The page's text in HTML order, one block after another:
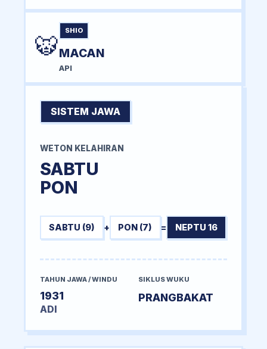
🐯
SHIO
MACAN
API
SISTEM JAWA
WETON KELAHIRAN
SABTU
PON
SABTU (9) + PON (7) = NEPTU 16
TAHUN JAWA / WINDU
1931
ADI
SIKLUS WUKU
PRANGBAKAT